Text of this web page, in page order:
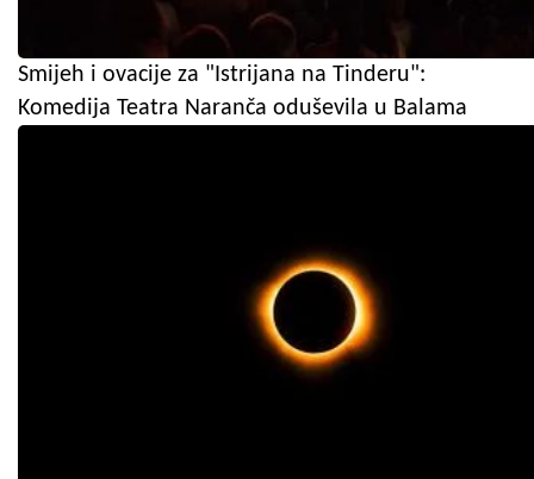
Smijeh i ovacije za "Istrijana na Tinderu":
Komedija Teatra Naranča oduševila u Balama